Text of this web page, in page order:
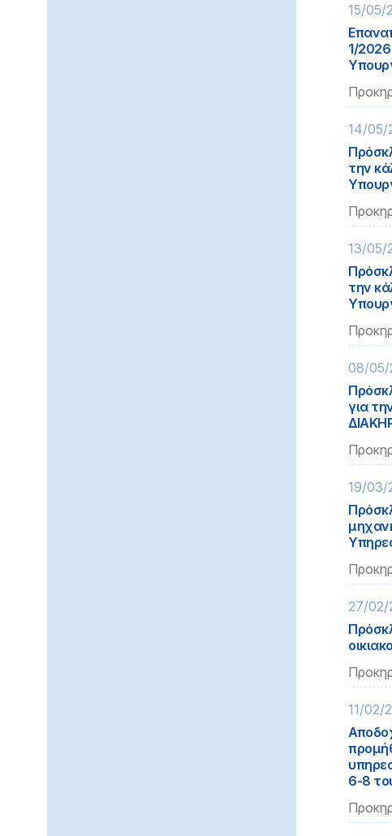
15/05/
1/
14/05/
την
13/05/
την
08/05/
για
19/03/
27/02/
11/02/
6-8